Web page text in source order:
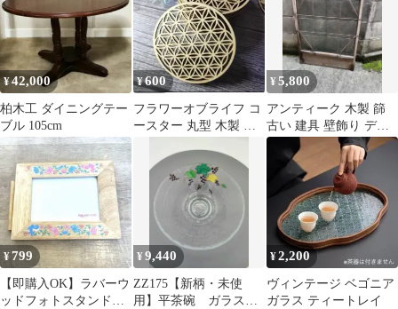
¥42,000
柏木工 ダイニングテー
ブル 105cm
¥600
フラワーオブライフ コ
ースター 丸型 木製 神
¥5,800
アンティーク 木製 篩
古い 建具 壁飾り ディ
スプレイ ジャンクガー
デン
¥799
【即購入OK】ラバーウ
ッドフォトスタンド
¥9,440
ZZ175【新柄・未使
用】平茶碗 ガラス
¥2,200
ヴィンテージ ベゴニア
ガラス ティートレイ